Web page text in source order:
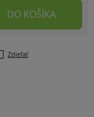
DO KOŠÍKA
Zdieľať